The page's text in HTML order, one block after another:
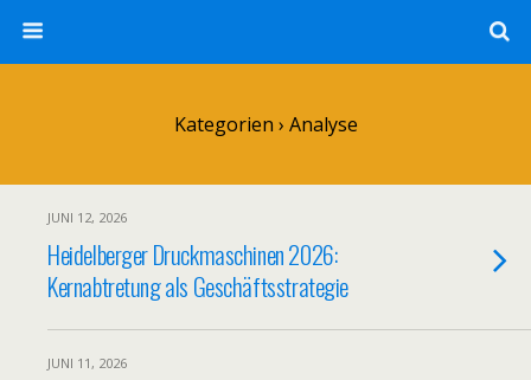
Kategorien › Analyse
JUNI 12, 2026
Heidelberger Druckmaschinen 2026:
Kernabtretung als Geschäftsstrategie
JUNI 11, 2026